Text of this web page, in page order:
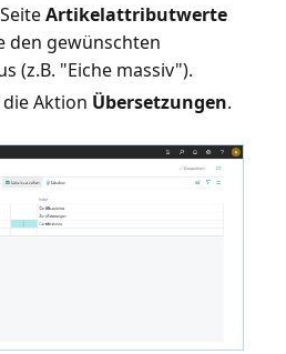
Artikelattributwerte
den gewünschten
(z.B. "Eiche massiv").
die Aktion Übersetzungen.